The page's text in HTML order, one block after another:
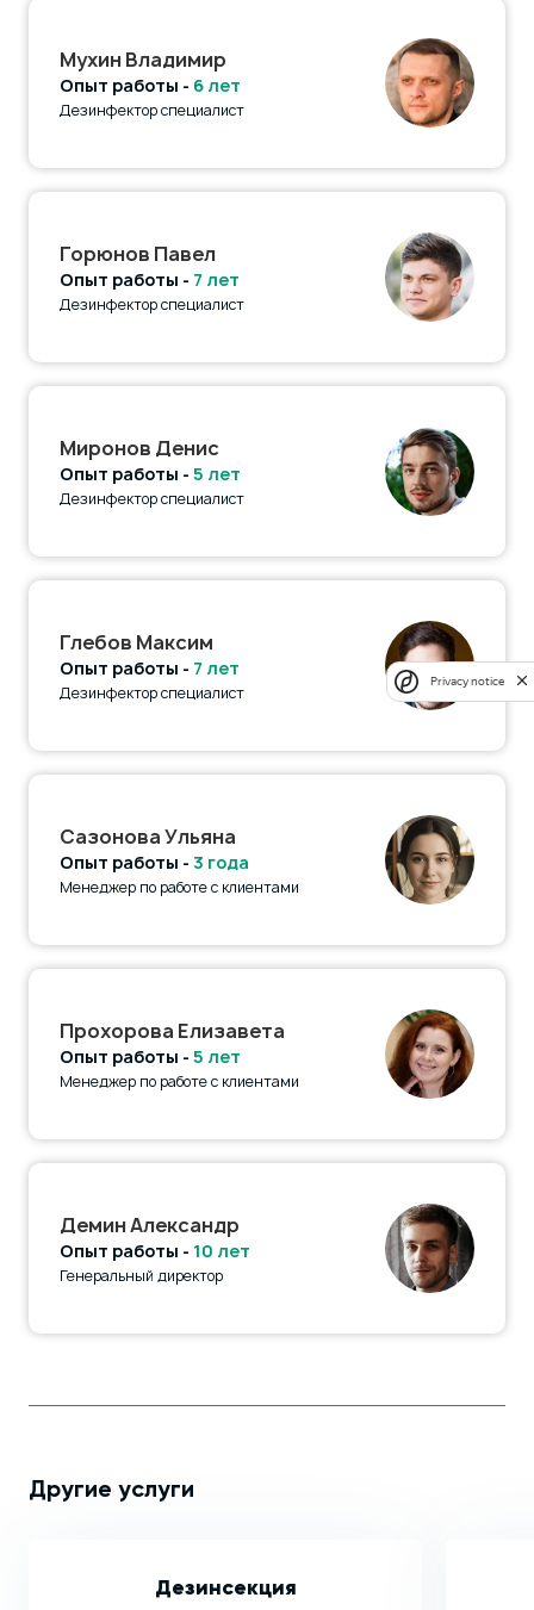
Мухин Владимир
Опыт работы - 6 лет
Дезинфектор специалист
Горюнов Павел
Опыт работы - 7 лет
Дезинфектор специалист
Миронов Денис
Опыт работы - 5 лет
Дезинфектор специалист
Глебов Максим
Опыт работы - 7 лет
Дезинфектор специалист
Сазонова Ульяна
Опыт работы - 3 года
Менеджер по работе с клиентами
Прохорова Елизавета
Опыт работы - 5 лет
Менеджер по работе с клиентами
Демин Александр
Опыт работы - 10 лет
Генеральный директор
Другие услуги
Дезинсекция
Privacy notice